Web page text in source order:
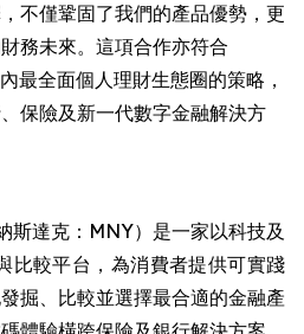
不僅鞏固了我們的產品優勢，更
務未來。這項合作亦符合
最全面個人理財生態圈的策略，
保險及新一代數字金融解決方
達克：MNY）是一家以科技及
比較平台，為消費者提供可實踐
掘、比較並選擇最合適的金融產